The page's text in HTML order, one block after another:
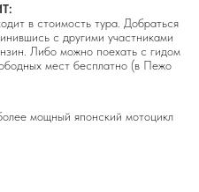
в стоимость тура. Добраться
с другими участниками
Либо можно поехать с гидом
мест бесплатно (в Пежо
мощный японский мотоцикл